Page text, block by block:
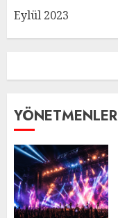
Eylül 2023
YÖNETMENLER